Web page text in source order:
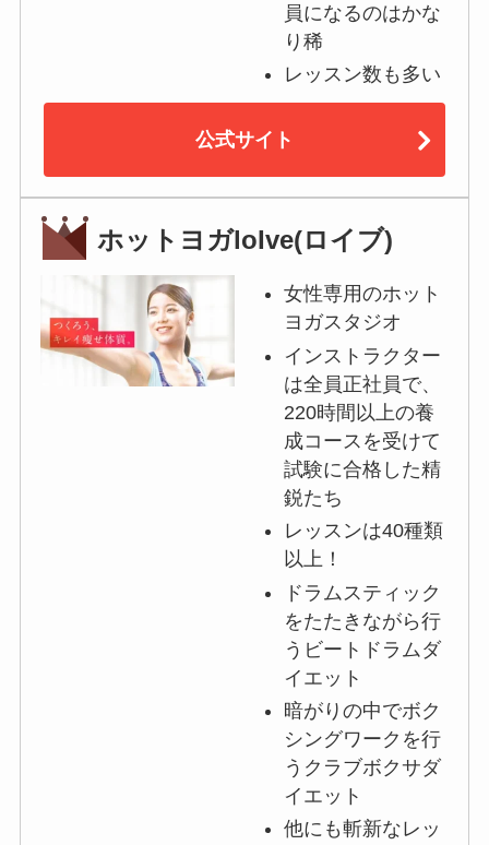
員になるのはかな
り稀
レッスン数も多い
公式サイト
ホットヨガloIve(ロイブ)
女性専用のホット
ヨガスタジオ
インストラクター
は全員正社員で、
220時間以上の養
成コースを受けて
試験に合格した精
鋭たち
レッスンは40種類
以上！
ドラムスティック
をたたきながら行
うビートドラムダ
イエット
暗がりの中でボク
シングワークを行
うクラブボクサダ
イエット
他にも斬新なレッ